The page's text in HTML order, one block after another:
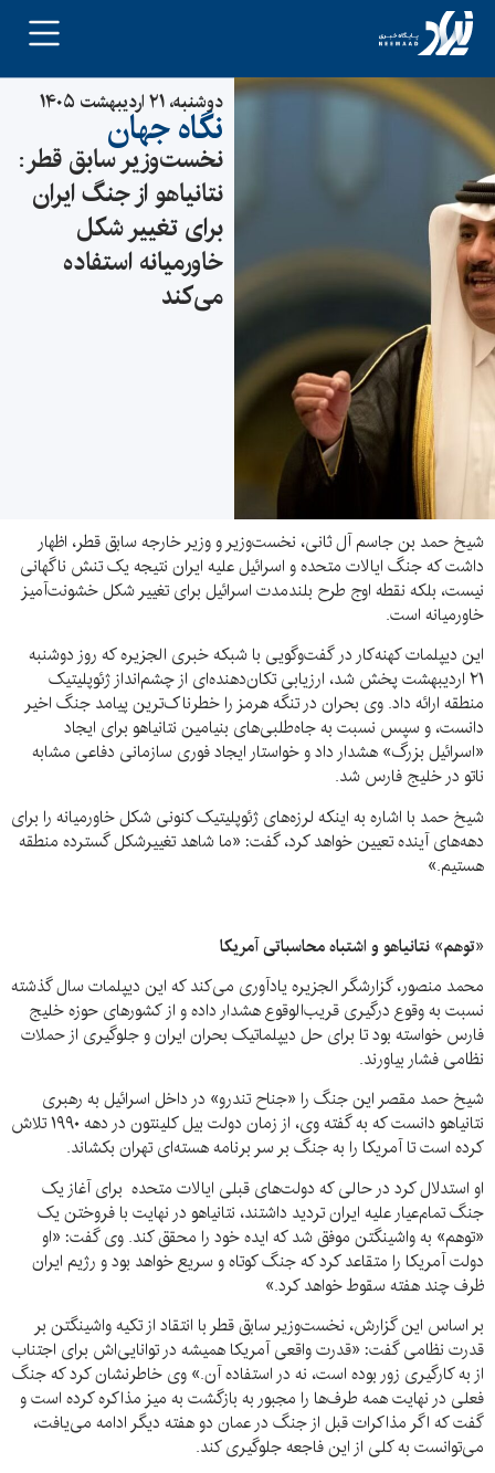
دوشنبه، ۲۱ اردیبهشت ۱۴۰۵
نگاه جهان
نخست‌وزیر سابق قطر:
نتانیاهو از جنگ ایران
برای تغییر شکل
خاورمیانه استفاده
می‌کند
شیخ حمد بن جاسم آل ثانی، نخست‌وزیر و وزیر خارجه سابق قطر، اظهار
داشت که جنگ ایالات متحده و اسرائیل علیه ایران نتیجه یک تنش ناگهانی
نیست، بلکه نقطه اوج طرح بلندمدت اسرائیل برای تغییر شکل خشونت‌آمیز
خاورمیانه است.
این دیپلمات کهنه‌کار در گفت‌وگویی با شبکه خبری الجزیره که روز دوشنبه
۲۱ اردیبهشت پخش شد، ارزیابی تکان‌دهنده‌ای از چشم‌انداز ژئوپلیتیک
منطقه ارائه داد. وی بحران در تنگه هرمز را خطرناک‌ترین پیامد جنگ اخیر
دانست، و سپس نسبت به جاه‌طلبی‌های بنیامین نتانیاهو برای ایجاد
«اسرائیل بزرگ» هشدار داد و خواستار ایجاد فوری سازمانی دفاعی مشابه
ناتو در خلیج فارس شد.
شیخ حمد با اشاره به اینکه لرزه‌های ژئوپلیتیک کنونی شکل خاورمیانه را برای
دهه‌های آینده تعیین خواهد کرد، گفت: «ما شاهد تغییرشکل گسترده منطقه
هستیم.»
«توهم» نتانیاهو و اشتباه محاسباتی آمریکا
محمد منصور، گزارشگر الجزیره یادآوری می‌کند که این دیپلمات سال گذشته
نسبت به وقوع درگیری قریب‌الوقوع هشدار داده و از کشورهای حوزه خلیج
فارس خواسته بود تا برای حل دیپلماتیک بحران ایران و جلوگیری از حملات
نظامی فشار بیاورند.
شیخ حمد مقصر این جنگ را «جناح تندرو» در داخل اسرائیل به رهبری
نتانیاهو دانست که به گفته وی، از زمان دولت بیل کلینتون در دهه ۱۹۹۰ تلاش
کرده است تا آمریکا را به جنگ بر سر برنامه هسته‌ای تهران بکشاند.
او استدلال کرد در حالی که دولت‌های قبلی ایالات متحده برای آغاز یک
جنگ تمام‌عیار علیه ایران تردید داشتند، نتانیاهو در نهایت با فروختن یک
«توهم» به واشینگتن موفق شد که ایده خود را محقق کند. وی گفت: «او
دولت آمریکا را متقاعد کرد که جنگ کوتاه و سریع خواهد بود و رژیم ایران
ظرف چند هفته سقوط خواهد کرد.»
بر اساس این گزارش، نخست‌وزیر سابق قطر با انتقاد از تکیه واشینگتن بر
قدرت نظامی گفت: «قدرت واقعی آمریکا همیشه در توانایی‌اش برای اجتناب
از به کارگیری زور بوده است، نه در استفاده آن.» وی خاطرنشان کرد که جنگ
فعلی در نهایت همه طرف‌ها را مجبور به بازگشت به میز مذاکره کرده است و
گفت که اگر مذاکرات قبل از جنگ در عمان دو هفته دیگر ادامه می‌یافت،
می‌توانست به کلی از این فاجعه جلوگیری کند.